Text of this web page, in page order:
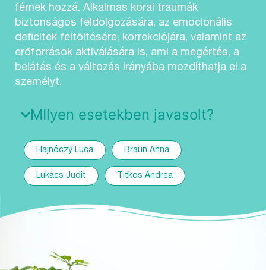
férnek hozzá. Alkalmas korai traumák
biztonságos feldolgozására, az emocionális
deficitek feltöltésére, korrekciójára, valamint az
erőforrások aktiválására is, ami a megértés, a
belátás és a változás irányába mozdíthatja el a
személyt.
MIlyen esetekben javasolt?
Hajnóczy Luca Braun Anna
Lukács Judit Titkos Andrea